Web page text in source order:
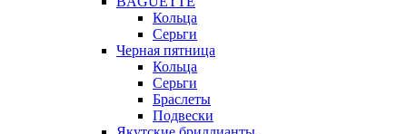
Кольца
Серьги
Черная пятница
Кольца
Серьги
Браслеты
Подвески